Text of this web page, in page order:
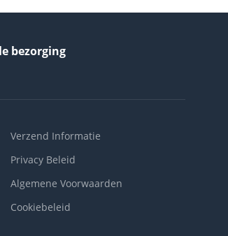
bezorging
Verzend Informatie
Privacy Beleid
Algemene Voorwaarden
Cookiebeleid